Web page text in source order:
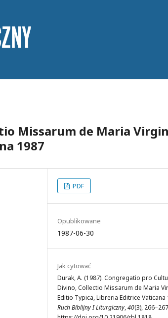
Missarum de Maria
1987
PDF
Opublikowane
1987-06-30
Jak cytować
Durak, A. (1987). Congregatio pro Cultu
Divino, Collectio Missarum de Maria
Editio Typica, Libreria Editrice Vaticana
Ruch Biblijny I Liturgiczny,40(3),